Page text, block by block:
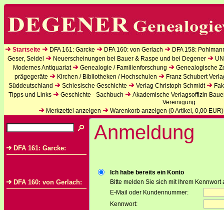
Startseite DFA 161: Garcke DFA 160: von Gerlach
DFA 158:
Geser, Seidel
Neuerscheinungen bei Bauer & Raspe und bei Degener
Modernes Antiquariat
Genealogie / Familienforschung
Genealogische
prägegeräte
Kirchen / Bibliotheken / Hochschulen
Franz Schubert
Süddeutschland
Schlesische Geschichte Verlag Christoph Schmidt
Tipps und Links
Geschichte - Sachbuch
Akademische Verlagsoffizin
Vereinigung
Merkzettel anzeigen
Warenkorb anzeigen (0Artikel, 0,00 EUR)
DFA 161: Garcke:
DFA 160: von Gerlach:
Anmeldung
Ich habe bereits ein Konto
Bitte melden Sie sich mit Ihrem Kennwort
E-Mail oder Kundennummer:
Kennwort: